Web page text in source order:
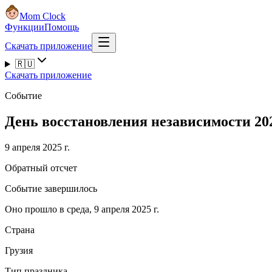
Mom Clock
ФункцииПомощь
Скачать приложение
🇷🇺
Скачать приложение
Событие
День восстановления независимости
9 апреля 2025 г.
Обратный отсчет
Событие завершилось
Оно прошло в среда, 9 апреля 2025 г.
Страна
Грузия